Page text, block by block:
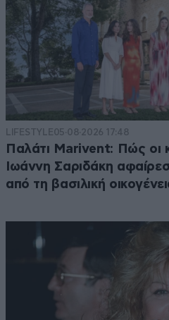
LIFESTYLE05·08·2026 17:48
Παλάτι Marivent: Πώς οι
Ιωάννη Σαριδάκη
από τη βασιλική